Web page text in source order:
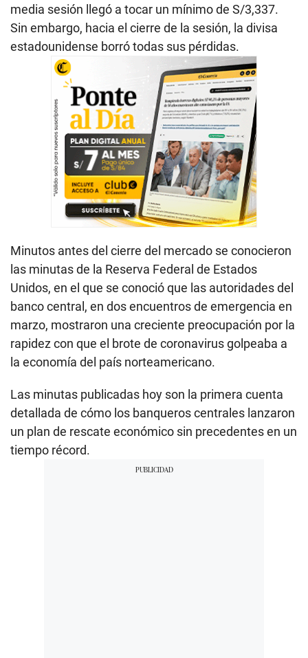
media sesión llegó a tocar un mínimo de S/3,337.
Sin embargo, hacia el cierre de la sesión, la divisa
estadounidense borró todas sus pérdidas.
Minutos antes del cierre del mercado se conocieron
las minutas de la Reserva Federal de Estados
Unidos, en el que se conoció que las autoridades del
banco central, en dos encuentros de emergencia en
marzo, mostraron una creciente preocupación por la
rapidez con que el brote de coronavirus golpeaba a
la economía del país norteamericano.
Las minutas publicadas hoy son la primera cuenta
detallada de cómo los banqueros centrales lanzaron
un plan de rescate económico sin precedentes en un
tiempo récord.